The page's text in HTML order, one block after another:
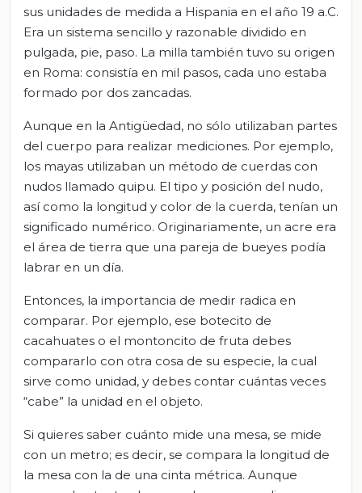
sus unidades de medida a Hispania en el año 19 a.C.
Era un sistema sencillo y razonable dividido en
pulgada, pie, paso. La milla también tuvo su origen
en Roma: consistía en mil pasos, cada uno estaba
formado por dos zancadas.
Aunque en la Antigüedad, no sólo utilizaban partes
del cuerpo para realizar mediciones. Por ejemplo,
los mayas utilizaban un método de cuerdas con
nudos llamado quipu. El tipo y posición del nudo,
así como la longitud y color de la cuerda, tenían un
significado numérico. Originariamente, un acre era
el área de tierra que una pareja de bueyes podía
labrar en un día.
Entonces, la importancia de medir radica en
comparar. Por ejemplo, ese botecito de
cacahuates o el montoncito de fruta debes
compararlo con otra cosa de su especie, la cual
sirve como unidad, y debes contar cuántas veces
“cabe” la unidad en el objeto.
Si quieres saber cuánto mide una mesa, se mide
con un metro; es decir, se compara la longitud de
la mesa con la de una cinta métrica. Aunque